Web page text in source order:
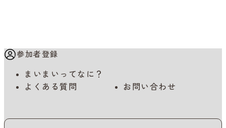
参加者登録
まいまいってなに？
よくある質問
お問い合わせ